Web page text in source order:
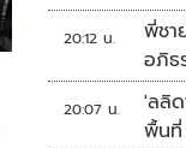
20:12 น.
พี่ชา
อภิธ
ส.ค.
20:07 น.
'ลลิ
พื้นที่